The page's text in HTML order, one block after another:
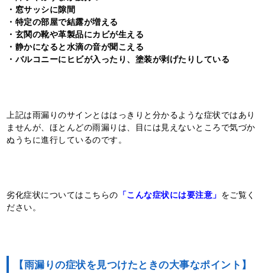
・窓サッシに隙間
・特定の部屋で結露が増える
・玄関の靴や革製品にカビが生える
・静かになると水滴の音が聞こえる
・バルコニーにヒビが入ったり、塗装が剥げたりしている
上記は雨漏りのサインとははっきりと分かるような症状ではあり
ませんが、ほとんどの雨漏りは、目には見えないところで気づか
ぬうちに進行しているのです。
劣化症状についてはこちらの 「こんな症状には要注意」 をご覧く
ださい。
【雨漏りの症状を見つけたときの大事なポイント】